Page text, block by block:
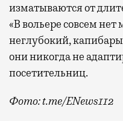
изматываются от
«В вольере совсем нет
неглубокий,
они никогда не
посетительниц.
Фото: t.me/ENews112